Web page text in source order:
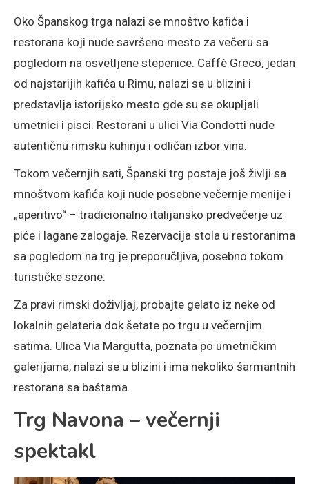
Oko Španskog trga nalazi se mnoštvo kafića i
restorana koji nude savršeno mesto za večeru sa
pogledom na osvetljene stepenice. Caffè Greco, jedan
od najstarijih kafića u Rimu, nalazi se u blizini i
predstavlja istorijsko mesto gde su se okupljali
umetnici i pisci. Restorani u ulici Via Condotti nude
autentičnu rimsku kuhinju i odličan izbor vina.
Tokom večernjih sati, Španski trg postaje još življi sa
mnoštvom kafića koji nude posebne večernje menije i
„aperitivo“ – tradicionalno italijansko predvečerje uz
piće i lagane zalogaje. Rezervacija stola u restoranima
sa pogledom na trg je preporučljiva, posebno tokom
turističke sezone.
Za pravi rimski doživljaj, probajte gelato iz neke od
lokalnih gelateria dok šetate po trgu u večernjim
satima. Ulica Via Margutta, poznata po umetničkim
galerijama, nalazi se u blizini i ima nekoliko šarmantnih
restorana sa baštama.
Trg Navona – večernji
spektakl